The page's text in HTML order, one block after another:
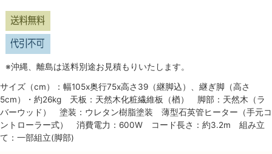
※沖縄、離島は送料別途お見積もりいたします。
サイズ（cm）：幅105x奥行75x高さ39（継脚込）、継ぎ脚（高さ
5cm）・約26kg 天板：天然木化粧繊維板（楢） 脚部：天然木（ラ
バーウッド） 塗装：ウレタン樹脂塗装 薄型石英管ヒーター（手元コ
ントローラー式） 消費電力：600W コード長さ：約3.2m 組み立
て：一部組立(脚部)